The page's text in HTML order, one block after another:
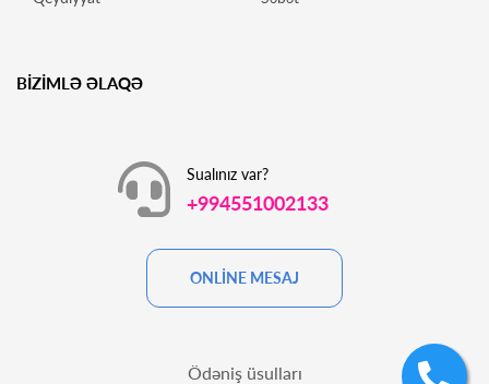
BİZİMLƏ ƏLAQƏ
Sualınız var?
+994551002133
ONLİNE MESAJ
Ödəniş üsulları